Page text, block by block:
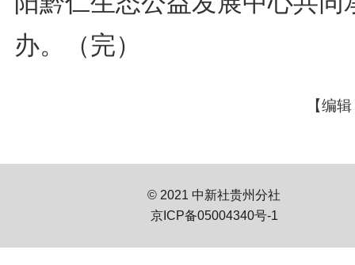
办。（完）
【编
© 2021 中新社贵州分社
京ICP备05004340号-1